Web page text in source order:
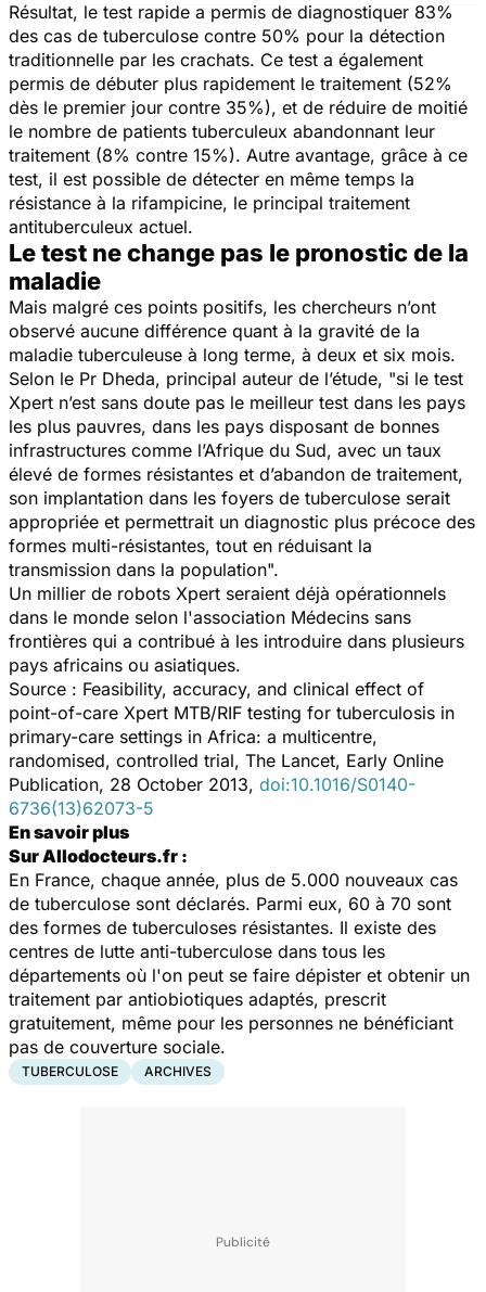
Résultat, le test rapide a permis de diagnostiquer 83%
des cas de tuberculose contre 50% pour la détection
traditionnelle par les crachats. Ce test a également
permis de débuter plus rapidement le traitement (52%
dès le premier jour contre 35%), et de réduire de moitié
le nombre de patients tuberculeux abandonnant leur
traitement (8% contre 15%). Autre avantage, grâce à ce
test, il est possible de détecter en même temps la
résistance à la rifampicine, le principal traitement
antituberculeux actuel.
Le test ne change pas le pronostic de la
maladie
Mais malgré ces points positifs, les chercheurs n’ont
observé aucune différence quant à la gravité de la
maladie tuberculeuse à long terme, à deux et six mois.
Selon le Pr Dheda, principal auteur de l’étude, "si le test
Xpert n’est sans doute pas le meilleur test dans les pays
les plus pauvres, dans les pays disposant de bonnes
infrastructures comme l’Afrique du Sud, avec un taux
élevé de formes résistantes et d’abandon de traitement,
son implantation dans les foyers de tuberculose serait
appropriée et permettrait un diagnostic plus précoce des
formes multi-résistantes, tout en réduisant la
transmission dans la population".
Un millier de robots Xpert seraient déjà opérationnels
dans le monde selon l'association Médecins sans
frontières qui a contribué à les introduire dans plusieurs
pays africains ou asiatiques.
Source : Feasibility, accuracy, and clinical effect of
point-of-care Xpert MTB/RIF testing for tuberculosis in
primary-care settings in Africa: a multicentre,
randomised, controlled trial, The Lancet, Early Online
Publication, 28 October 2013, doi:10.1016/S0140-
6736(13)62073-5
En savoir plus
Sur Allodocteurs.fr :
En France, chaque année, plus de 5.000 nouveaux cas
de tuberculose sont déclarés. Parmi eux, 60 à 70 sont
des formes de tuberculoses résistantes. Il existe des
centres de lutte anti-tuberculose dans tous les
départements où l'on peut se faire dépister et obtenir un
traitement par antiobiotiques adaptés, prescrit
gratuitement, même pour les personnes ne bénéficiant
pas de couverture sociale.
TUBERCULOSE ARCHIVES